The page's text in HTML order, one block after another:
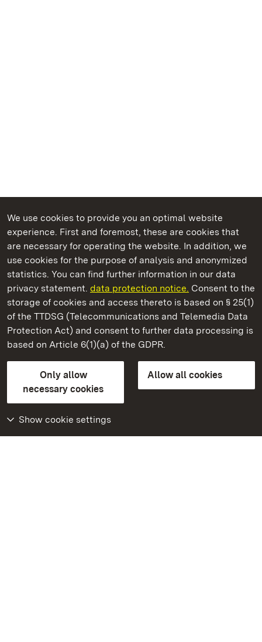
We use cookies to provide you an optimal website
experience. First and foremost, these are cookies that
are necessary for operating the website. In addition, we
use cookies for the purpose of analysis and anonymized
statistics. You can find further information in our data
privacy statement. data protection notice. Consent to the
storage of cookies and access thereto is based on § 25(1)
of the TTDSG (Telecommunications and Telemedia Data
Protection Act) and consent to further data processing is
based on Article 6(1)(a) of the GDPR.
Only allow
necessary cookies
Allow all cookies
Show cookie settings
State Palaces and Gardens of Baden-Wuerttemberg
Tettnang New Palace
State Palaces and Gardens of Baden-Wuerttemberg
FAQMasthead Data protection
Declaration on barrier-free access
BITV-konform (geprüfte Seiten)